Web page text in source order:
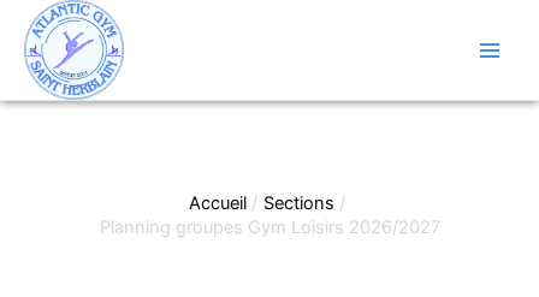
contenu
Accueil
Sections
Planning groupes Gym Loisirs 2026/2027